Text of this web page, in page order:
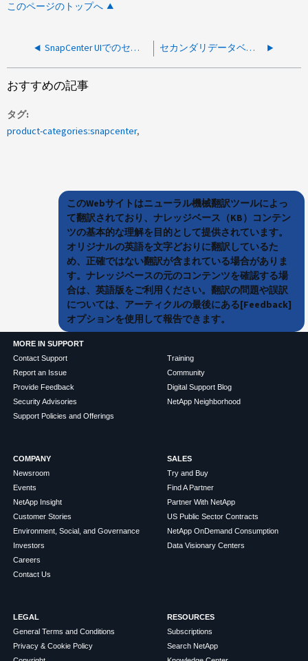
このページのトップへ
SnapCenter UIでのセカンダリSnapMirror/SnapVault Snapshot数の不一致 セカンダリデータベースの移行が失敗する
おすすめの記事
タグ
product-categories:snapcenter
このWebサイトはニューラル機械翻訳ツールによっ
て翻訳されており、ナレッジベース（KB）コンテン
ツの基本的な理解を目的として提供されています。
オリジナルの英語を文字どおりに翻訳しているた
め、正確ではない翻訳が含まれている場合がありま
す。ナレッジベースの元のコンテンツを確認する場
合は、英語版をご利用ください。翻訳の問題や誤訳
については、アーティクルの最後にある[Feedback]
オプションを使用して報告できます。
MORE IN SUPPORT
Contact Support
Report an Issue
Provide Feedback
Security Advisories
Support Policies and Offerings
Training
Community
Digital Support Blog
NetApp Neighborhood
COMPANY
Newsroom
Events
NetApp Insight
Customer Stories
Environment, Social, and Governance
Investors
Careers
Contact Us
SALES
Try and Buy
Find A Partner
Partner With NetApp
US Public Sector Contracts
NetApp OnDemand Consumption
Data Visionary Centers
LEGAL
General Terms and Conditions
Privacy & Cookie Policy
RESOURCES
Subscriptions
Search NetApp